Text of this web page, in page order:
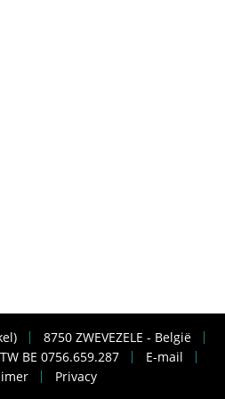
8750 ZWEVEZELE - België
BE 0756.659.287
E-mail
Privacy